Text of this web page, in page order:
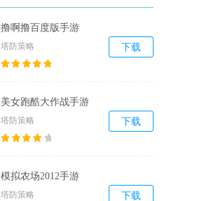
撸啊撸百度版手游
塔防策略 下载
美女跑酷大作战手游
塔防策略 下载
模拟农场2012手游
塔防策略 下载